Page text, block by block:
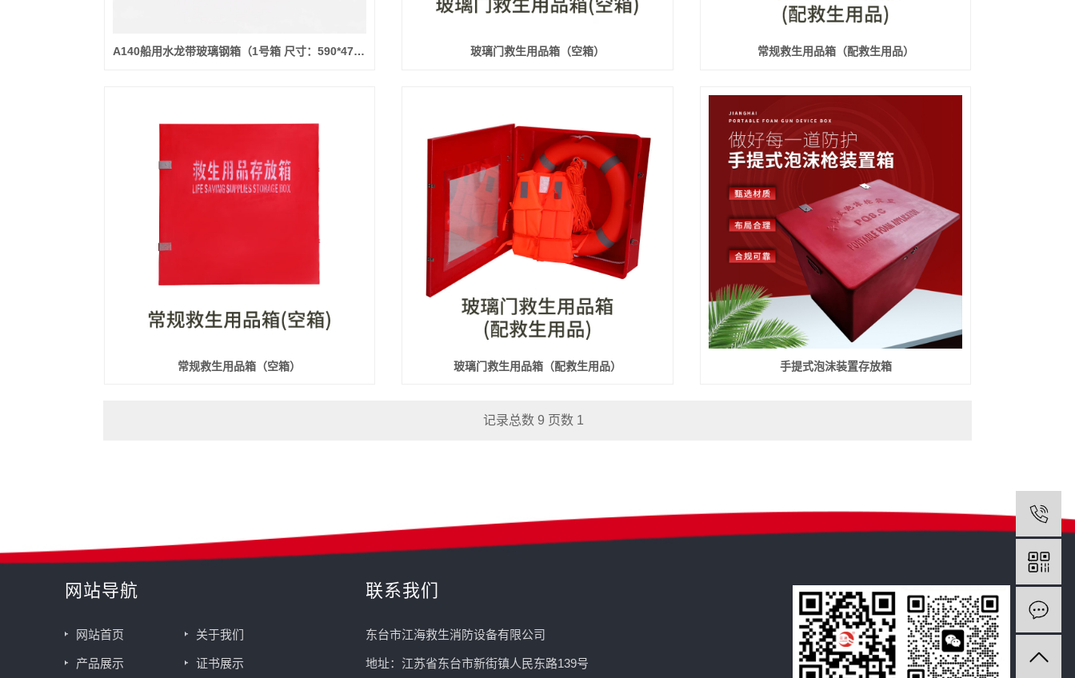
A140船用水龙带玻璃钢箱（1号箱 尺寸：590*470*170mm）立柱/转盘 玻璃门救生用品箱（空箱） 常规救生用品箱（配救生用品）
常规救生用品箱（空箱） 玻璃门救生用品箱（配救生用品） 手提式泡沫装置存放箱
记录总数 9 页数 1
网站导航
网站首页 关于我们
产品展示 证书展示
联系我们
东台市江海救生消防设备有限公司
地址：江苏省东台市新街镇人民东路139号